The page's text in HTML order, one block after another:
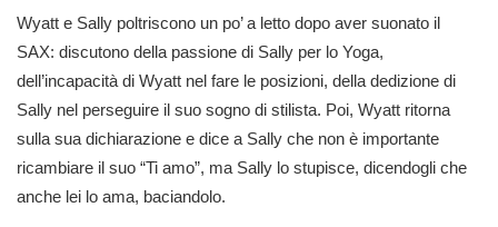
Wyatt e Sally poltriscono un po’ a letto dopo aver suonato il
SAX: discutono della passione di Sally per lo Yoga,
dell’incapacità di Wyatt nel fare le posizioni, della dedizione di
Sally nel perseguire il suo sogno di stilista. Poi, Wyatt ritorna
sulla sua dichiarazione e dice a Sally che non è importante
ricambiare il suo “Ti amo”, ma Sally lo stupisce, dicendogli che
anche lei lo ama, baciandolo.